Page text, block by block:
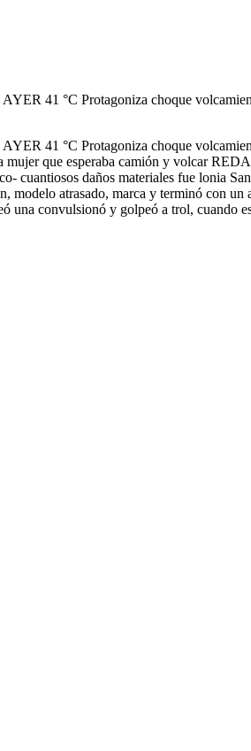
41 °C Protagoniza choque
41 °C Protagoniza choque
mujer que esperaba camión y volcar
cuantiosos daños materiales fue lonia
modelo atrasado, marca y terminó
convulsionó y golpeó a trol, cuando